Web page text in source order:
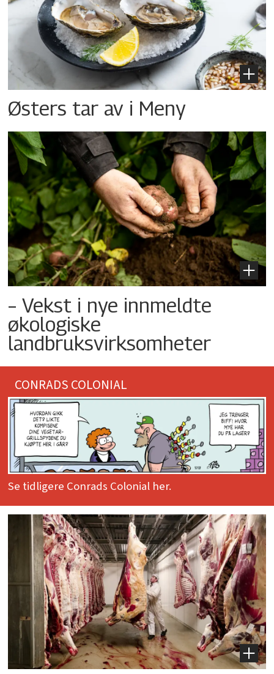
Østers tar av i Meny
– Vekst i nye innmeldte
økologiske
landbruksvirksomheter
CONRADS COLONIAL
Se tidligere Conrads Colonial her.